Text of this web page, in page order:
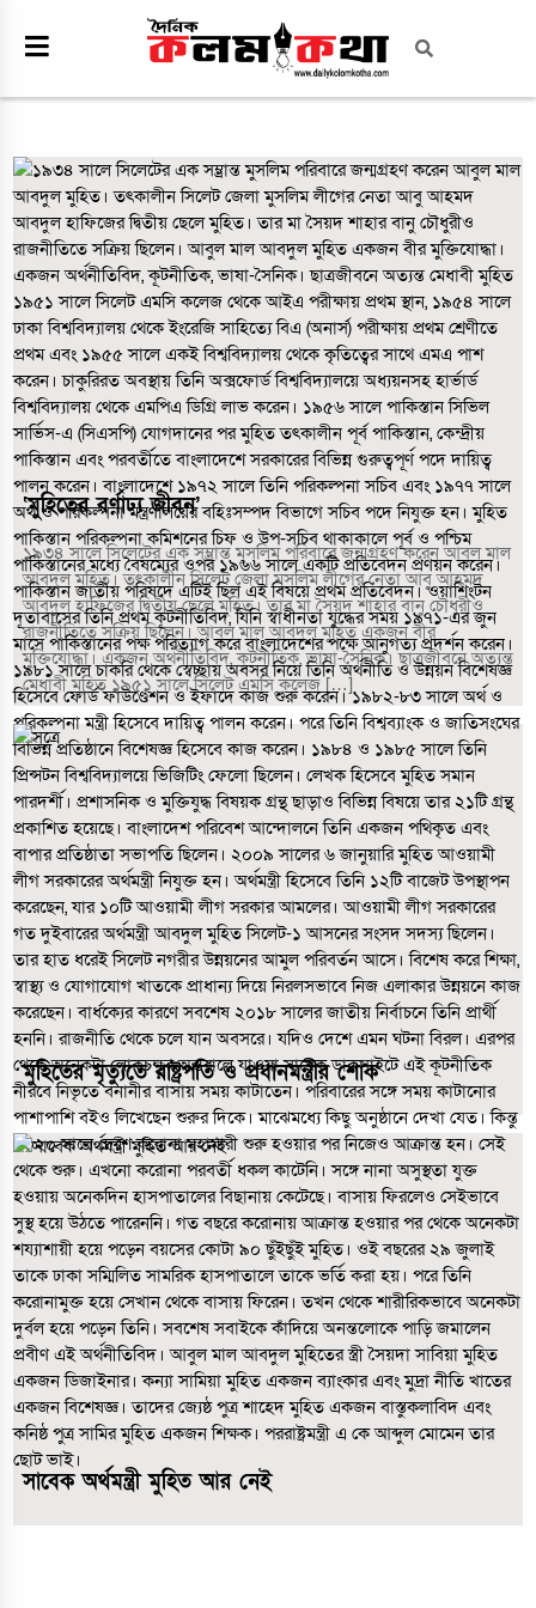
‘মুহিতের বর্ণাঢ্য জীবন’
১৯৩৪ সালে সিলেটের এক সম্ভ্রান্ত মুসলিম পরিবারে জন্মগ্রহণ করেন আবুল মাল
আবদুল মুহিত। তৎকালীন সিলেট জেলা মুসলিম লীগের নেতা আবু আহমদ
আবদুল হাফিজের দ্বিতীয় ছেলে মুহিত। তার মা সৈয়দ শাহার বানু চৌধুরীও
রাজনীতিতে সক্রিয় ছিলেন। আবুল মাল আবদুল মুহিত একজন বীর
মুক্তিযোদ্ধা। একজন অর্থনীতিবিদ, কূটনীতিক, ভাষা-সৈনিক। ছাত্রজীবনে অত্যন্ত
মেধাবী মুহিত ১৯৫১ সালে সিলেট এমসি কলেজ […]
মুহিতের মৃত্যুতে রাষ্ট্রপতি ও প্রধানমন্ত্রীর শোক
সাবেক অর্থমন্ত্রী মুহিত আর নেই